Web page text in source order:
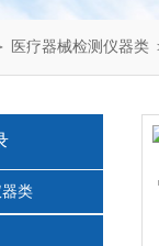
医疗器械检测仪器类
类